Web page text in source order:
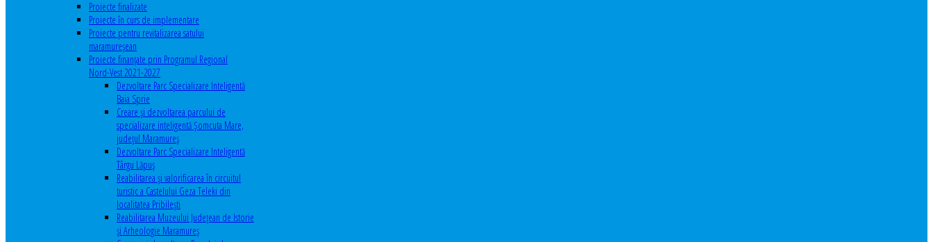
Proiecte finalizate
Proiecte în curs de implementare
Proiecte pentru revitalizarea satului
maramureşean
Proiecte finanțate prin Programul Regional
Nord-Vest 2021-2027
Dezvoltare Parc Specializare Inteligentă
Baia Sprie
Creare și dezvoltarea parcului de
specializare inteligentă Șomcuta Mare,
județul Maramureș
Dezvoltare Parc Specializare Inteligentă
Târgu Lăpuș
Reabilitarea și valorificarea în circuitul
turistic a Castelului Geza Teleki din
localitatea Pribilești
Reabilitarea Muzeului Județean de Istorie
și Arheologie Maramureș